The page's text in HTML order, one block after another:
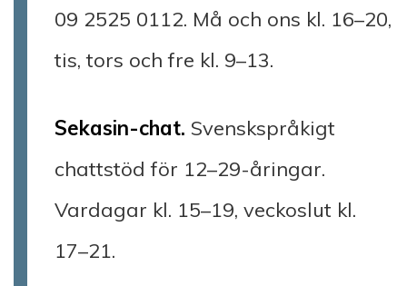
09 2525 0112. Må och ons kl. 16–20,
tis, tors och fre kl. 9–13.
Sekasin-chat. Svenskspråkigt
chattstöd för 12–29-åringar.
Vardagar kl. 15–19, veckoslut kl.
17–21.